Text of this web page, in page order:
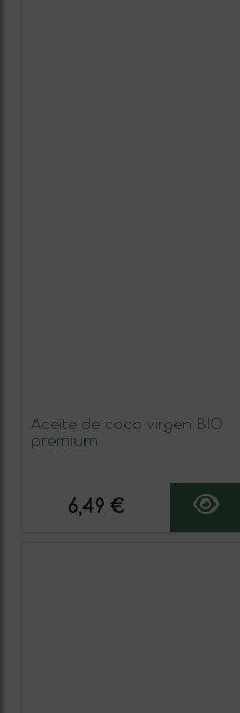
Aceite de coco virgen BIO
premium
6,49 €